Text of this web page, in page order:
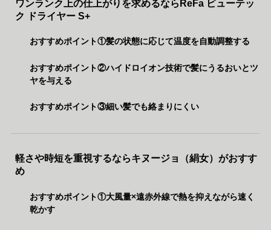
ワンランク上の仕上がりを求めるならReFa ビューテッ
ク ドライヤー S+
おすすめポイント①髪の状態に応じて温度を自動調整する
おすすめポイント②ハイドロイオン技術で髪にうるおいとツ
ヤを与える
おすすめポイント③細い髪でも絡まりにくい
軽さや時短を重視するならキヌージョ（絹女）がおすす
め
おすすめポイント①大風量×遠赤外線で熱を抑えながら速く
乾かす